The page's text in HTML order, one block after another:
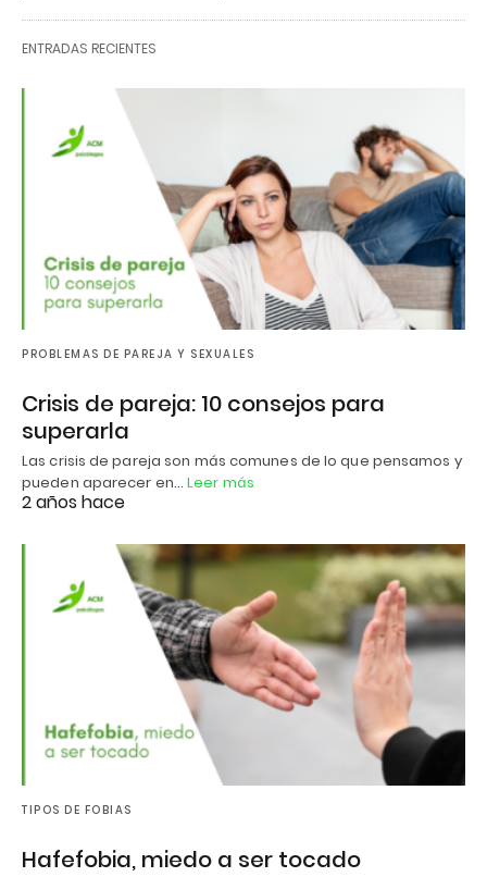
ENTRADAS RECIENTES
PROBLEMAS DE PAREJA Y SEXUALES
Crisis de pareja: 10 consejos para
superarla
Las crisis de pareja son más comunes de lo que pensamos y
pueden aparecer en… Leer más
2 años hace
TIPOS DE FOBIAS
Hafefobia, miedo a ser tocado